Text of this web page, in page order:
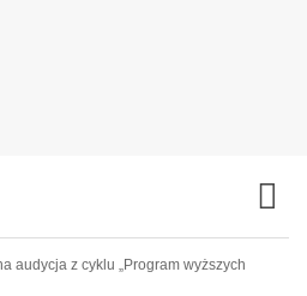
audycja z cyklu „Program wyższych